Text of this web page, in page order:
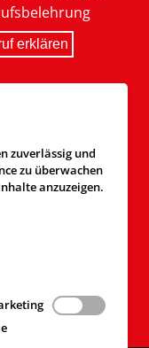
erklären
zuverlässig und
zu überwachen
anzuzeigen.